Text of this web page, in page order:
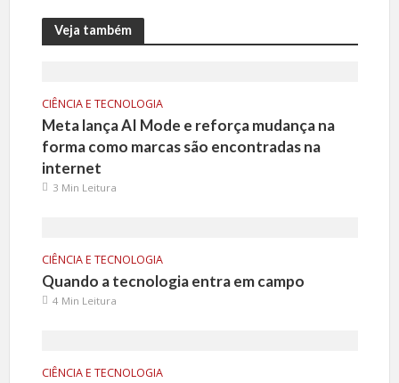
Veja também
CIÊNCIA E TECNOLOGIA
Meta lança AI Mode e reforça mudança na
forma como marcas são encontradas na
internet
3 Min Leitura
CIÊNCIA E TECNOLOGIA
Quando a tecnologia entra em campo
4 Min Leitura
CIÊNCIA E TECNOLOGIA